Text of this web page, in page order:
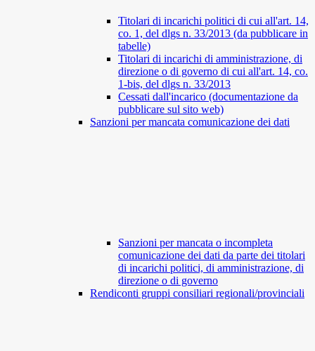
Titolari di incarichi politici di cui all'art. 14,
co. 1, del dlgs n. 33/2013 (da pubblicare in
tabelle)
Titolari di incarichi di amministrazione, di
direzione o di governo di cui all'art. 14, co.
1-bis, del dlgs n. 33/2013
Cessati dall'incarico (documentazione da
pubblicare sul sito web)
Sanzioni per mancata comunicazione dei dati
Sanzioni per mancata o incompleta
comunicazione dei dati da parte dei titolari
di incarichi politici, di amministrazione, di
direzione o di governo
Rendiconti gruppi consiliari regionali/provinciali